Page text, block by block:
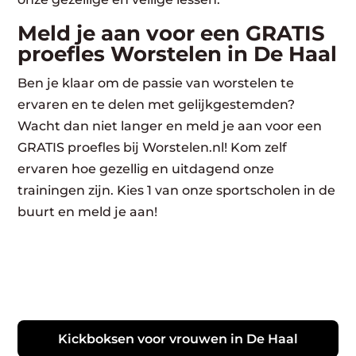
Meld je aan voor een GRATIS
proefles Worstelen in De Haal
Ben je klaar om de passie van worstelen te
ervaren en te delen met gelijkgestemden?
Wacht dan niet langer en meld je aan voor een
GRATIS proefles bij Worstelen.nl! Kom zelf
ervaren hoe gezellig en uitdagend onze
trainingen zijn. Kies 1 van onze sportscholen in de
buurt en meld je aan!
Kickboksen voor vrouwen in De Haal